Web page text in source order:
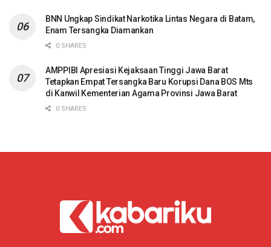
BNN Ungkap Sindikat Narkotika Lintas Negara di Batam,
Enam Tersangka Diamankan
0 SHARES
AMPPIBI Apresiasi Kejaksaan Tinggi Jawa Barat
Tetapkan Empat Tersangka Baru Korupsi Dana BOS Mts
di Kanwil Kementerian Agama Provinsi Jawa Barat
0 SHARES